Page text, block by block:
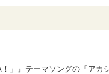
」』テーマソングの「アカ